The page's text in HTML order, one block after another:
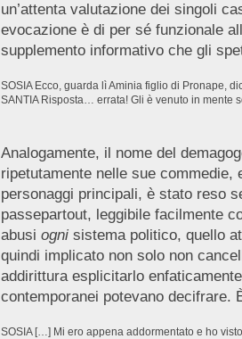
un’attenta valutazione dei singoli
evocazione è di per sé funzionale
supplemento informativo che gli
SOSIA Ecco, guarda lì Aminia figlio di Pronape,
SANTIA Risposta… errata! Gli è venuto in mente
Analogamente, il nome del
ripetutamente nelle sue commedie,
personaggi principali, è stato reso
passepartout, leggibile facilmente
abusi ognisistema politico, quello
quindi implicato non solo non
addirittura esplicitarlo
contemporanei potevano decifrare.
SOSIA […] Mi ero appena addormentato e ho